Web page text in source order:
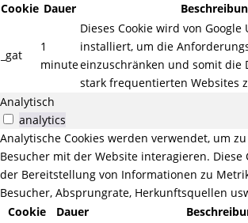
Cookie Dauer
_gat
1
minute
Dieses Cookie wird von Google
installiert, um die
einzuschränken und somit die
stark frequentierten Websites
Analytisch
analytics
Analytische Cookies werden verwendet, um
Besucher mit der Website interagieren. Diese
der Bereitstellung von Informationen zu
Besucher, Absprungrate, Herkunftsquellen
Cookie
Dauer